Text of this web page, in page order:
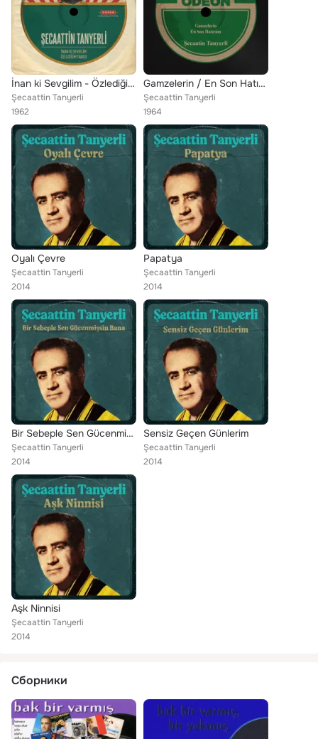
İnan ki Sevgilim - Özlediğim Tango
Şecaattin Tanyerli
1962
Gamzelerin / En Son Hatıram
Şecaattin Tanyerli
1964
Oyalı Çevre
Şecaattin Tanyerli
2014
Papatya
Şecaattin Tanyerli
2014
Bir Sebeple Sen Gücenmişsin Bana
Şecaattin Tanyerli
2014
Sensiz Geçen Günlerim
Şecaattin Tanyerli
2014
Aşk Ninnisi
Şecaattin Tanyerli
2014
Сборники